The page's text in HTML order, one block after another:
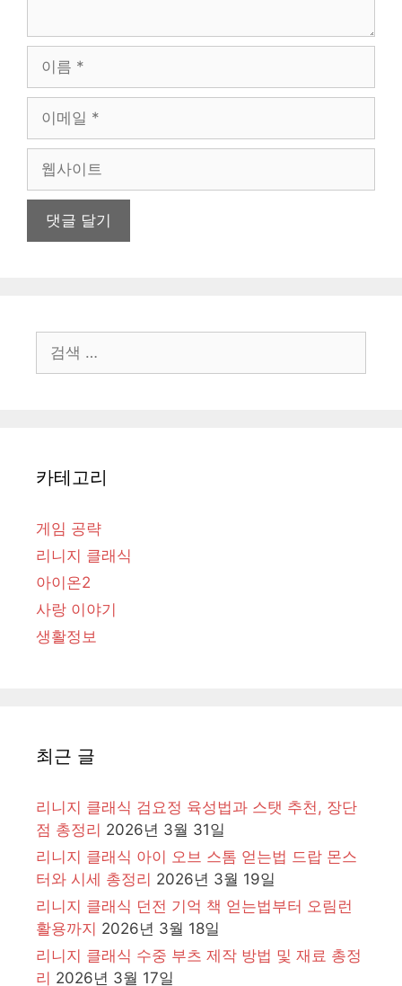
일
이
색:
카테고리
게임 공략
리니지 클래식
아이온2
사랑 이야기
생활정보
최근 글
리니지 클래식 검요정 육성법과 스탯 추천, 장단
점 총정리 2026년 3월 31일
리니지 클래식 아이 오브 스톰 얻는법 드랍 몬스
터와 시세 총정리 2026년 3월 19일
리니지 클래식 던전 기억 책 얻는법부터 오림런
활용까지 2026년 3월 18일
리니지 클래식 수중 부츠 제작 방법 및 재료 총정
리 2026년 3월 17일